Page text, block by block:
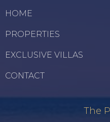
HOME
PROPERTIES
EXCLUSIVE VILLAS
CONTACT
The